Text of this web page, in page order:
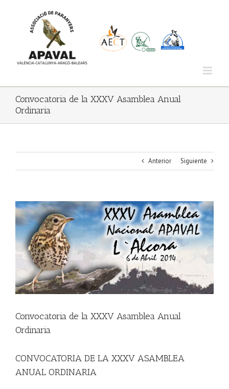
Convocatoria de la XXXV Asamblea Anual
Ordinaria
Anterior Siguiente
Ver
imagen
más
grande
Convocatoria de la XXXV Asamblea Anual
Ordinaria
CONVOCATORIA DE LA XXXV ASAMBLEA
ANUAL ORDINARIA